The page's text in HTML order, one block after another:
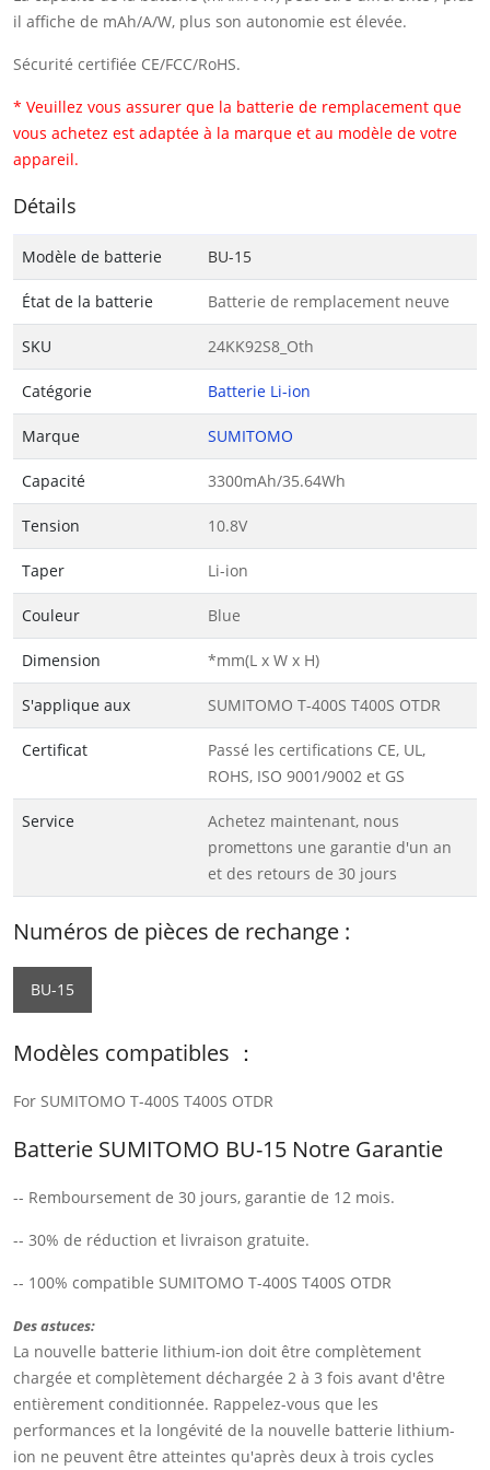
il affiche de mAh/A/W, plus son autonomie est élevée.
Sécurité certifiée CE/FCC/RoHS.
* Veuillez vous assurer que la batterie de remplacement que
vous achetez est adaptée à la marque et au modèle de votre
appareil.
Détails
Modèle de batterie BU-15
État de la batterie Batterie de remplacement neuve
SKU 24KK92S8_Oth
Catégorie Batterie Li-ion
Marque SUMITOMO
Capacité 3300mAh/35.64Wh
Tension 10.8V
Taper Li-ion
Couleur Blue
Dimension *mm(L x W x H)
S'applique aux SUMITOMO T-400S T400S OTDR
Certificat
Passé les certifications CE, UL,
ROHS, ISO 9001/9002 et GS
Service
Achetez maintenant, nous
promettons une garantie d'un an
et des retours de 30 jours
Numéros de pièces de rechange :
BU-15
Modèles compatibles ：
For SUMITOMO T-400S T400S OTDR
Batterie SUMITOMO BU-15 Notre Garantie
-- Remboursement de 30 jours, garantie de 12 mois.
-- 30% de réduction et livraison gratuite.
-- 100% compatible SUMITOMO T-400S T400S OTDR
Des astuces:
La nouvelle batterie lithium-ion doit être complètement
chargée et complètement déchargée 2 à 3 fois avant d'être
entièrement conditionnée. Rappelez-vous que les
performances et la longévité de la nouvelle batterie lithium-
ion ne peuvent être atteintes qu'après deux à trois cycles